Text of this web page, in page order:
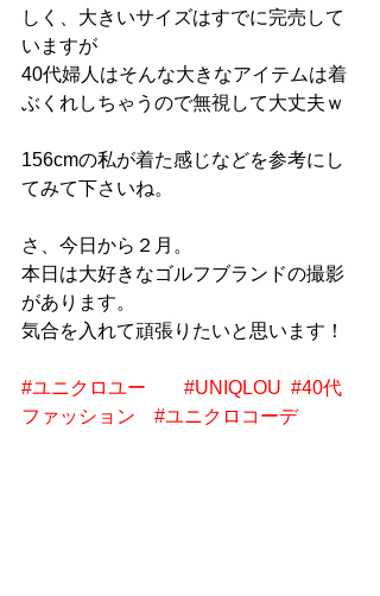
しく、大きいサイズはすでに完売して
いますが
40代婦人はそんな大きなアイテムは着
ぶくれしちゃうので無視して大丈夫ｗ
156cmの私が着た感じなどを参考にし
てみて下さいね。
さ、今日から２月。
本日は大好きなゴルフブランドの撮影
があります。
気合を入れて頑張りたいと思います！
#ユニクロユー #UNIQLOU #40代
ファッション
#ユニクロコーデ